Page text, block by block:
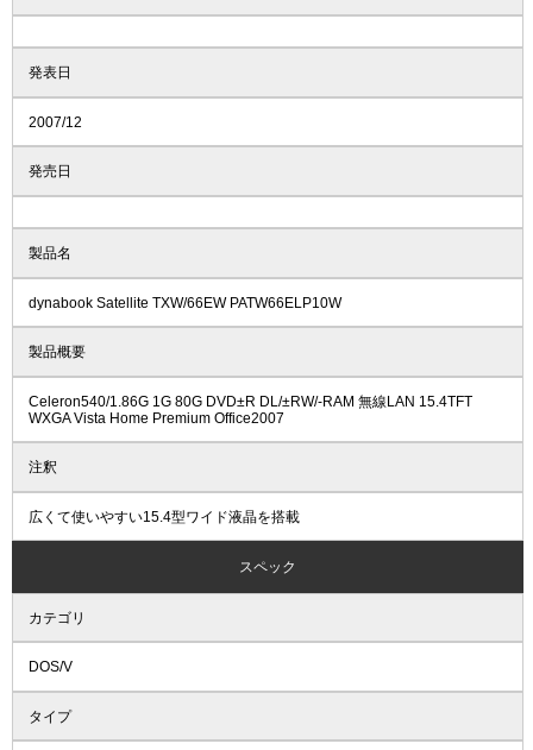
発表日
2007/12
発売日
製品名
dynabook Satellite TXW/66EW PATW66ELP10W
製品概要
Celeron540/1.86G 1G 80G DVD±R DL/±RW/-RAM 無線LAN 15.4TFT
WXGA Vista Home Premium Office2007
注釈
広くて使いやすい15.4型ワイド液晶を搭載
スペック
カテゴリ
DOS/V
タイプ